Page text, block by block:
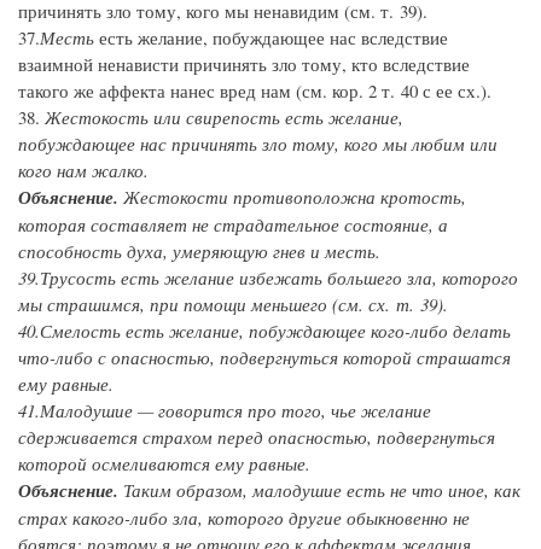
причинять зло тому, кого мы ненавидим (см. т. 39).
37.Месть есть желание, побуждающее нас вследствие
взаимной ненависти причинять зло тому, кто вследствие
такого же аффекта нанес вред нам (см. кор. 2 т. 40 с ее сх.).
38.Жестокость или свирепость есть желание,
побуждающее нас причинять зло тому, кого мы любим или
кого нам жалко.
Объяснение. Жестокости противоположна кротость,
которая составляет не страдательное состояние, а
способность духа, умеряющую гнев и месть.
39.Трусость есть желание избежать большего зла, которого
мы страшимся, при помощи меньшего (см. сх. т. 39).
40.Смелость есть желание, побуждающее кого-либо делать
что-либо с опасностью, подвергнуться которой страшатся
ему равные.
41.Малодушие — говорится про того, чье желание
сдерживается страхом перед опасностью, подвергнуться
которой осмеливаются ему равные.
Объяснение. Таким образом, малодушие есть не что иное, как
страх какого-либо зла, которого другие обыкновенно не